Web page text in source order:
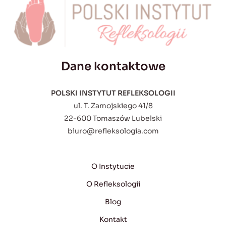
Dane kontaktowe
POLSKI INSTYTUT REFLEKSOLOGII
ul. T. Zamojskiego 41/8
22-600 Tomaszów Lubelski
biuro@refleksologia.com
O Instytucie
O Refleksologii
Blog
Kontakt